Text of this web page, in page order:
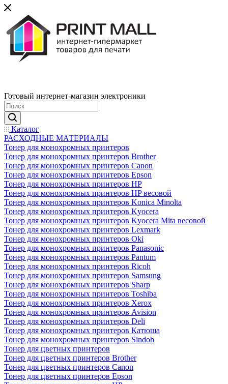
Готовый интернет-магазин электроники
Каталог
РАСХОДНЫЕ МАТЕРИАЛЫ
Тонер для монохромных принтеров
Тонер для монохромных принтеров Brother
Тонер для монохромных принтеров Canon
Тонер для монохромных принтеров Epson
Тонер для монохромных принтеров HP
Тонер для монохромных принтеров HP весовой
Тонер для монохромных принтеров Konica Minolta
Тонер для монохромных принтеров Kyocera
Тонер для монохромных принтеров Kyocera Mita весовой
Тонер для монохромных принтеров Lexmark
Тонер для монохромных принтеров Oki
Тонер для монохромных принтеров Panasonic
Тонер для монохромных принтеров Pantum
Тонер для монохромных принтеров Ricoh
Тонер для монохромных принтеров Samsung
Тонер для монохромных принтеров Sharp
Тонер для монохромных принтеров Toshiba
Тонер для монохромных принтеров Xerox
Тонер для монохромных принтеров Avision
Тонер для монохромных принтеров Deli
Тонер для монохромных принтеров Катюша
Тонер для монохромных принтеров Sindoh
Тонер для цветных принтеров
Тонер для цветных принтеров Brother
Тонер для цветных принтеров Canon
Тонер для цветных принтеров Epson